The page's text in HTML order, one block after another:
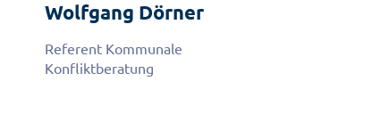
Wolfgang Dörner
Referent Kommunale
Konfliktberatung